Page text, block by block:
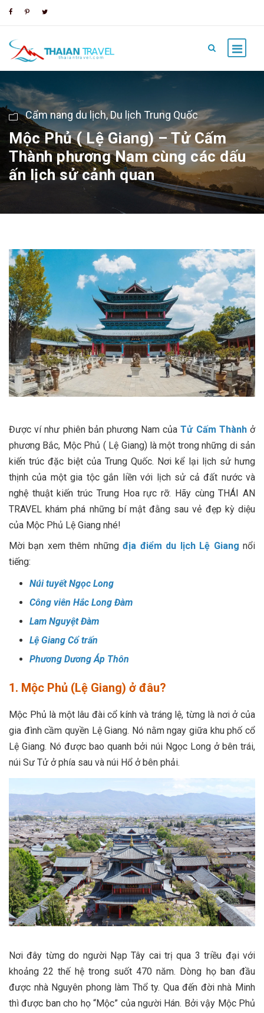
Cẩm nang du lịch,Du lịch Trung Quốc
Mộc Phủ ( Lệ Giang) – Tử Cấm
Thành phương Nam cùng các dấu
ấn lịch sử cảnh quan
Được ví như phiên bản phương Nam củaTử Cấm Thànhở
phương Bắc, Mộc Phủ ( Lệ Giang) là một trong những di sản
kiến trúc đặc biệt của Trung Quốc. Nơi kể lại lịch sử hưng
thịnh của một gia tộc gắn liền với lịch sử cả đất nước và
nghệ thuật kiến trúc Trung Hoa rực rỡ. Hãy cùng THÁI AN
TRAVEL khám phá những bí mật đằng sau vẻ đẹp kỳ diệu
của Mộc Phủ Lệ Giang nhé!
Mời bạn xem thêm nhữngđịa điểm du lịch Lệ Giang nổi
tiếng:
Núi tuyết Ngọc Long
Công viên Hắc Long Đàm
Lam Nguyệt Đàm
Lệ Giang Cổ trấn
Phương Dương Áp Thôn
1. Mộc Phủ (Lệ Giang) ở đâu?
Mộc Phủ là một lâu đài cổ kính và tráng lệ, từng là nơi ở của
gia đình cầm quyền Lệ Giang. Nó nằm ngay giữa khu phố cổ
Lệ Giang. Nó được bao quanh bởi núi Ngọc Long ở bên trái,
núi Sư Tử ở phía sau và núi Hổ ở bên phải.
Nơi đây từng do người Nạp Tây cai trị qua 3 triều đại với
khoảng 22 thế hệ trong suốt 470 năm. Dòng họ ban đầu
được nhà Nguyên phong làm Thổ ty. Qua đến đời nhà Minh
thì được ban cho họ “Mộc” của người Hán. Bởi vậy Mộc Phủ